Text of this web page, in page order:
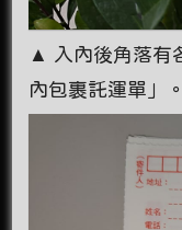
▲ 入內後角落有
內包裹託運單」。